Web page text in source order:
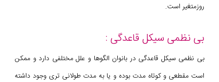
روزمتغیر است.
بی نظمی سیکل قاعدگی :
بی نظمی سیکل قاعدگی در بانوان الگوها و علل مختلفی دارد و ممکن
است مقطعی و کوتاه مدت بوده و یا به مدت طولانی تری وجود داشته